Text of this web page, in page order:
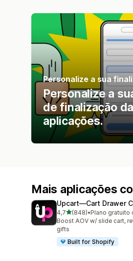
Personalize a sua
Personalize a
de finalização
aplicações.
Mais aplicações
Upcart—Cart Drawer
4,7de 5 estrelas
(848)
848 total de avaliações
•Plano gratuito
Boost AOV w/ slide cart,
gifts
Built for Shopify